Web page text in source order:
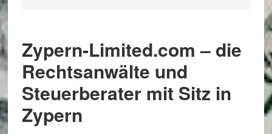
Zypern-Limited.com – die
Rechtsanwälte und
Steuerberater mit Sitz in
Zypern